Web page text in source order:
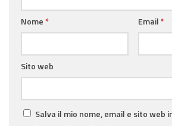
Nome * Email *
Sito web
Salva il mio nome, email e sito web